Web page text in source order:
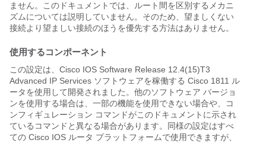
ません。このドキュメントでは、ルート間を区別するメカニ
ズムについては説明していません。そのため、望ましくない
接続より望ましい接続のほうを優先する方法はありません。
使用するコンポーネント
この設定は、Cisco IOS Software Release 12.4(15)T3
Advanced IP Services ソフトウェアを稼働する Cisco 1811 ル
ータを使用して開発されました。他のソフトウェア バージョ
ンを使用する場合は、一部の機能を使用できない場合や、コ
ンフィギュレーション コマンドがこのドキュメントに示され
ているコマンドと異なる場合があります。同様の設定はすべ
ての Cisco IOS ルータ プラットフォームで使用できますが、